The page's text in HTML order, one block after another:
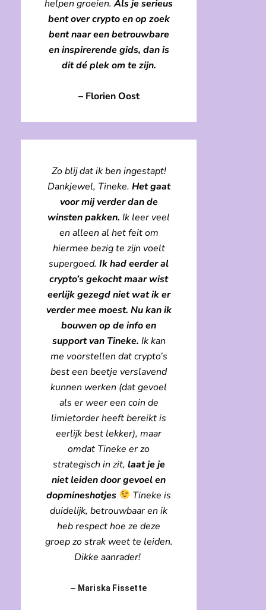
helpen groeien.Als je serieus
bent over crypto en op zoek
bent naar een betrouwbare
en inspirerende gids, dan is
dit dé plek om te zijn.
– Florien Oost
Zo blij dat ik ben ingestapt!
Dankjewel, Tineke. Het gaat
voor mij verder dan de
winsten pakken. Ik leer veel
en alleen al het feit om
hiermee bezig te zijn voelt
supergoed. Ik had eerder al
crypto’s gekocht maar wist
eerlijk gezegd niet wat ik er
verder mee moest. Nu kan ik
bouwen op de info en
support van Tineke. Ik kan
me voorstellen dat crypto’s
best een beetje verslavend
kunnen werken (dat gevoel
als er weer een coin de
limietorder heeft bereikt is
eerlijk best lekker), maar
omdat Tineke er zo
strategisch in zit, laat je je
niet leiden door gevoel en
dopmineshotjes
Tineke is
duidelijk, betrouwbaar en ik
heb respect hoe ze deze
groep zo strak weet te leiden.
Dikke aanrader!
– Mariska Fissette